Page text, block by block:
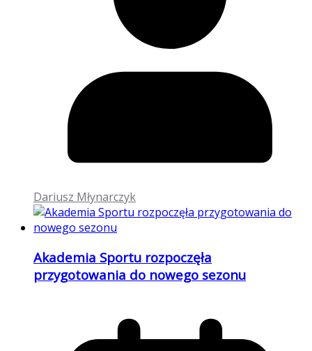
Dariusz Młynarczyk
Akademia Sportu rozpoczęła
przygotowania do nowego sezonu